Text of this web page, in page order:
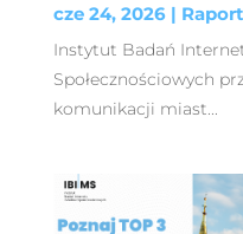
cze 24, 2026|
Instytut Badań
Społecznościowych
komunikacji miast...